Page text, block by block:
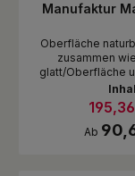
Manufaktur
Oberfläche
zusammen
glatt/Oberfläche
und endgeölter
Ab